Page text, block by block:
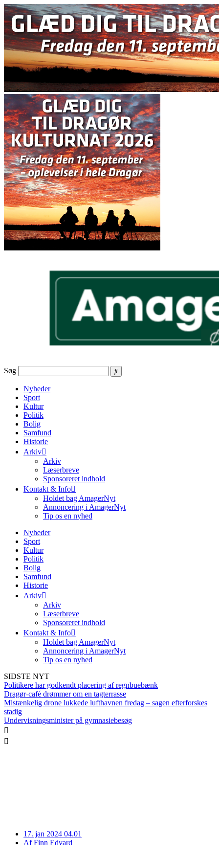
Videre
til
indhold
Søg
Nyheder
Sport
Kultur
Politik
Bolig
Samfund
Historie
Arkiv
Arkiv
Læserbreve
Sponsoreret indhold
Kontakt & Info
Holdet bag AmagerNyt
Annoncering i AmagerNyt
Tip os en nyhed
Nyheder
Sport
Kultur
Politik
Bolig
Samfund
Historie
Arkiv
Arkiv
Læserbreve
Sponsoreret indhold
Kontakt & Info
Holdet bag AmagerNyt
Annoncering i AmagerNyt
Tip os en nyhed
SIDSTE NYT
Politikere har godkendt placering af regnbuebænk
Dragør-café drømmer om en tagterrasse
Mistænkelig drone lukkede lufthavnen fredag – sagen efterforskes
stadig
Undervisningsminister på gymnasiebesøg
17. jan 2024 04.01
AfFinn Edvard